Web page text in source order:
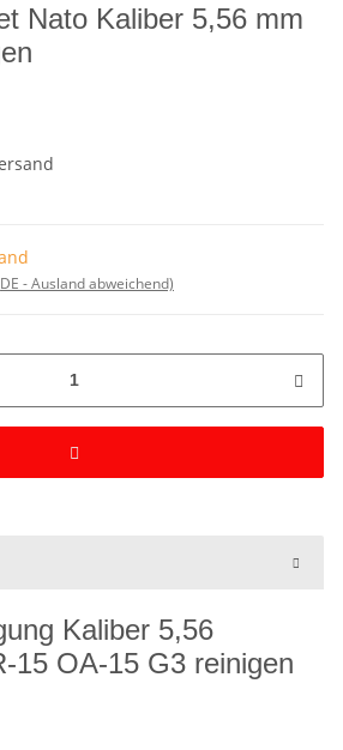
Nato Kaliber 5,56 mm
- Ausland abweichend)
Kaliber 5,56
15 OA-15 G3 reinigen